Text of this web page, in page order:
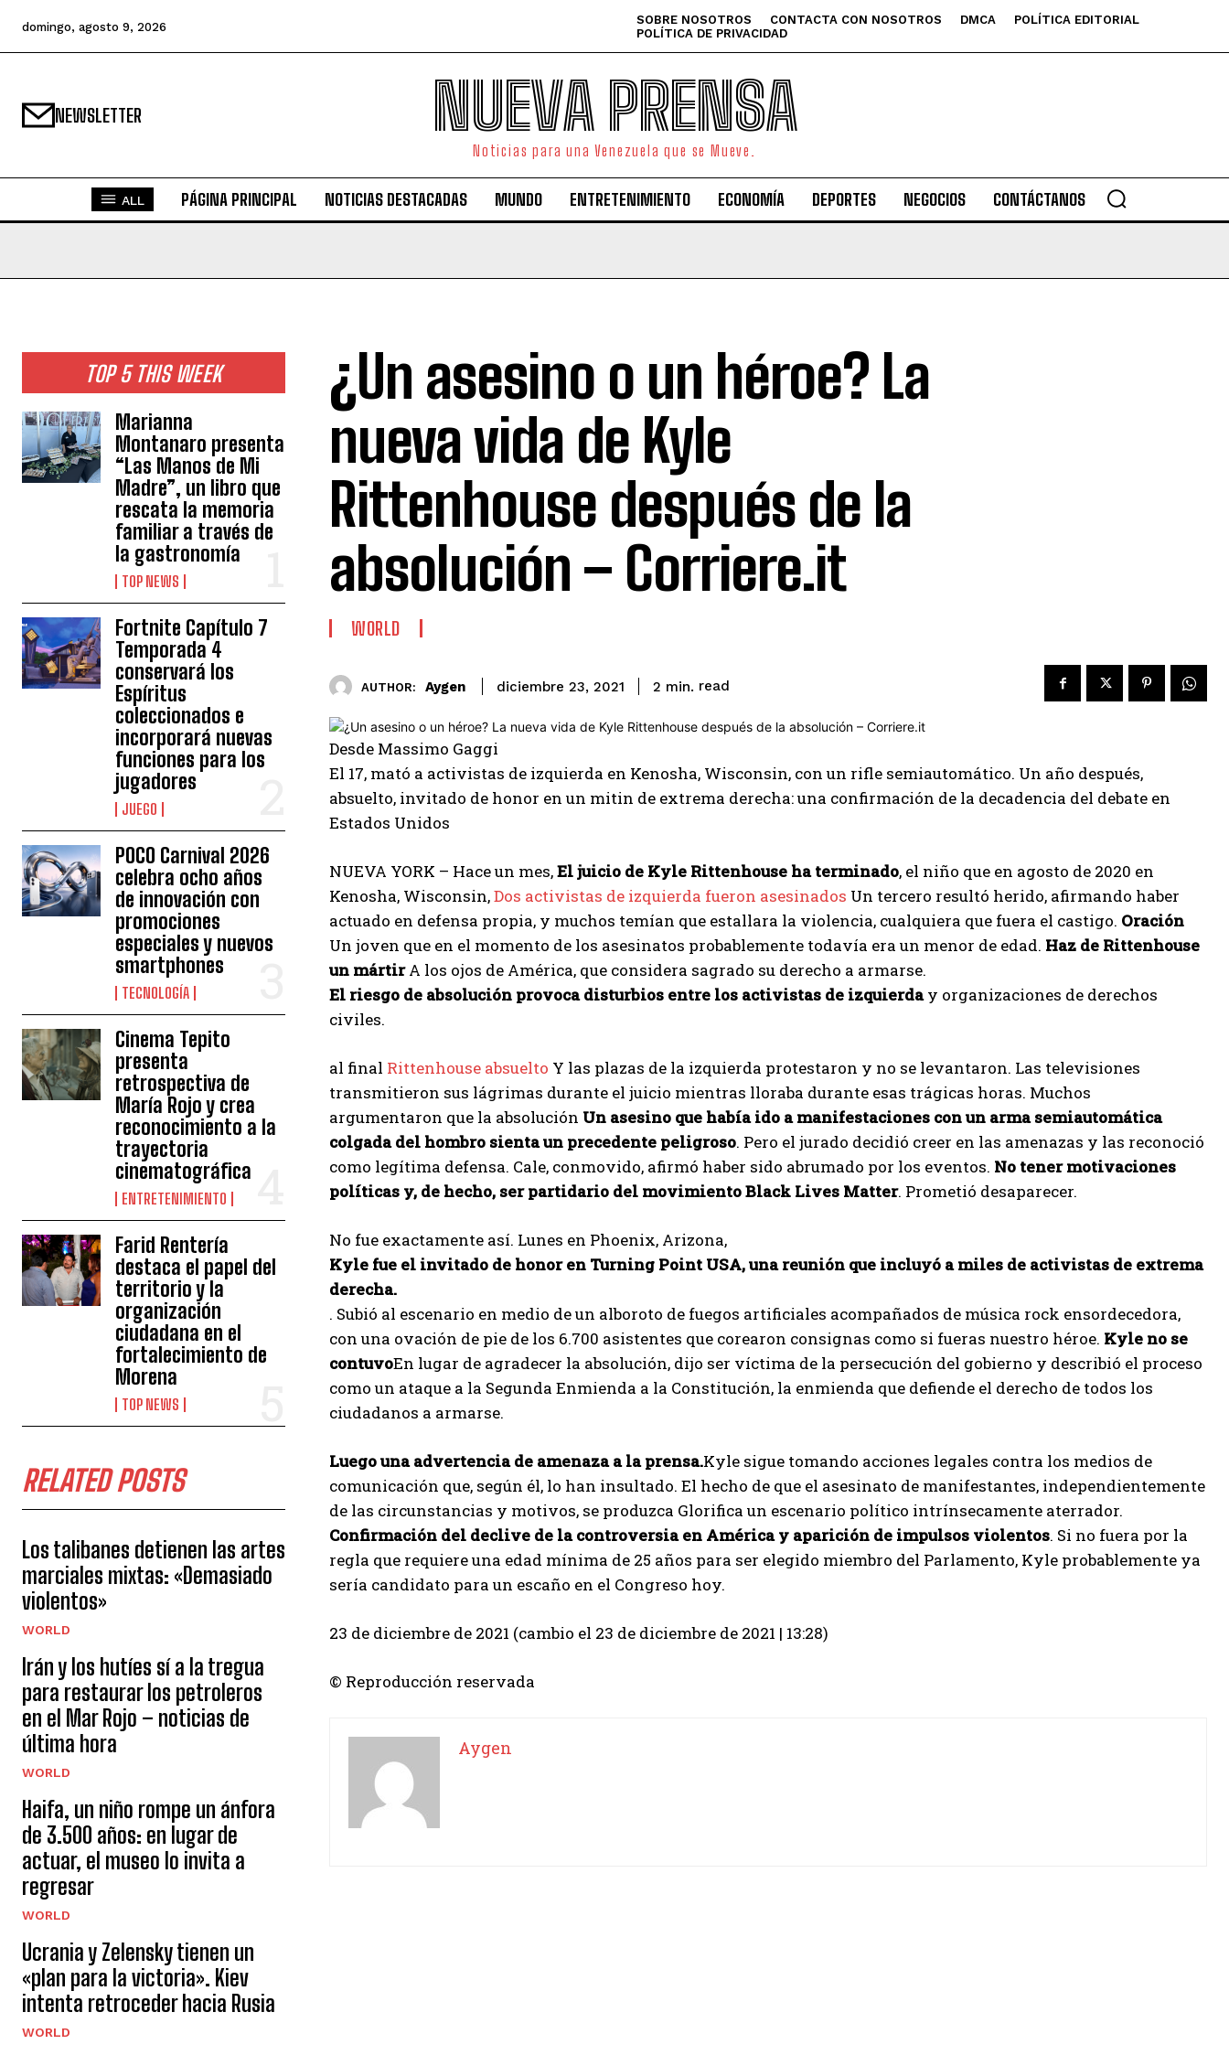
domingo, agosto 9, 2026 SOBRE NOSOTROS CONTACTA CON NOSOTROS DMCA
POLÍTICA EDITORIAL
POLÍTICA DE PRIVACIDAD
NEWSLETTER NUEVA PRENSA
Noticias para una Venezuela que se Mueve.
ALL PÁGINA PRINCIPAL NOTICIAS DESTACADAS MUNDO ENTRETENIMIENTO ECONOMÍA DEPORTES NEGOCIOS CONTÁCTANOS
TOP 5 THIS WEEK
Marianna
Montanaro presenta
“Las Manos de Mi
Madre”, un libro que
rescata la memoria
familiar a través de
la gastronomía
TOP NEWS
Fortnite Capítulo 7
Temporada 4
conservará los
Espíritus
coleccionados e
incorporará nuevas
funciones para los
jugadores
JUEGO
POCO Carnival 2026
celebra ocho años
de innovación con
promociones
especiales y nuevos
smartphones
TECNOLOGÍA
Cinema Tepito
presenta
retrospectiva de
María Rojo y crea
reconocimiento a la
trayectoria
cinematográfica
ENTRETENIMIENTO
Farid Rentería
destaca el papel del
territorio y la
organización
ciudadana en el
fortalecimiento de
Morena
TOP NEWS
RELATED POSTS
Los talibanes detienen las artes
marciales mixtas: «Demasiado
violentos»
WORLD
Irán y los hutíes sí a la tregua
para restaurar los petroleros
en el Mar Rojo – noticias de
última hora
WORLD
Haifa, un niño rompe un ánfora
de 3.500 años: en lugar de
actuar, el museo lo invita a
regresar
WORLD
Ucrania y Zelensky tienen un
«plan para la victoria». Kiev
intenta retroceder hacia Rusia
WORLD
¿Un asesino o un héroe? La
nueva vida de Kyle
Rittenhouse después de la
absolución – Corriere.it
WORLD
AUTHOR: Aygen diciembre 23, 2021 2 min. read
Desde Massimo Gaggi
El 17, mató a activistas de izquierda en Kenosha, Wisconsin, con un rifle semiautomático. Un año después,
absuelto, invitado de honor en un mitin de extrema derecha: una confirmación de la decadencia del debate en
Estados Unidos
NUEVA YORK – Hace un mes,El juicio de Kyle Rittenhouse ha terminado, el niño que en agosto de 2020 en
Kenosha, Wisconsin,Dos activistas de izquierda fueron asesinados Un tercero resultó herido, afirmando haber
actuado en defensa propia, y muchos temían que estallara la violencia, cualquiera que fuera el castigo. Oración
Un joven que en el momento de los asesinatos probablemente todavía era un menor de edad. Haz de Rittenhouse
un mártirA los ojos de América, que considera sagrado su derecho a armarse.
El riesgo de absolución provoca disturbios entre los activistas de izquierday organizaciones de derechos
civiles.
al final Rittenhouse absuelto Y las plazas de la izquierda protestaron y no se levantaron. Las televisiones
transmitieron sus lágrimas durante el juicio mientras lloraba durante esas trágicas horas. Muchos
argumentaron que la absolución Un asesino que había ido a manifestaciones con un arma semiautomática
colgada del hombro sienta un precedente peligroso. Pero el jurado decidió creer en las amenazas y las reconoció
como legítima defensa. Cale, conmovido, afirmó haber sido abrumado por los eventos. No tener motivaciones
políticas y, de hecho, ser partidario del movimiento Black Lives Matter. Prometió desaparecer.
No fue exactamente así. Lunes en Phoenix, Arizona,
Kyle fue el invitado de honor en Turning Point USA, una reunión que incluyó a miles de activistas de extrema
derecha.
. Subió al escenario en medio de un alboroto de fuegos artificiales acompañados de música rock ensordecedora,
con una ovación de pie de los 6.700 asistentes que corearon consignas como si fueras nuestro héroe. Kyle no se
contuvoEn lugar de agradecer la absolución, dijo ser víctima de la persecución del gobierno y describió el proceso
como un ataque a la Segunda Enmienda a la Constitución, la enmienda que defiende el derecho de todos los
ciudadanos a armarse.
Luego una advertencia de amenaza a la prensa.Kyle sigue tomando acciones legales contra los medios de
comunicación que, según él, lo han insultado. El hecho de que el asesinato de manifestantes, independientemente
de las circunstancias y motivos, se produzca Glorifica un escenario político intrínsecamente aterrador.
Confirmación del declive de la controversia en América y aparición de impulsos violentos. Si no fuera por la
regla que requiere una edad mínima de 25 años para ser elegido miembro del Parlamento, Kyle probablemente ya
sería candidato para un escaño en el Congreso hoy.
23 de diciembre de 2021 (cambio el 23 de diciembre de 2021 | 13:28)
© Reproducción reservada
Aygen